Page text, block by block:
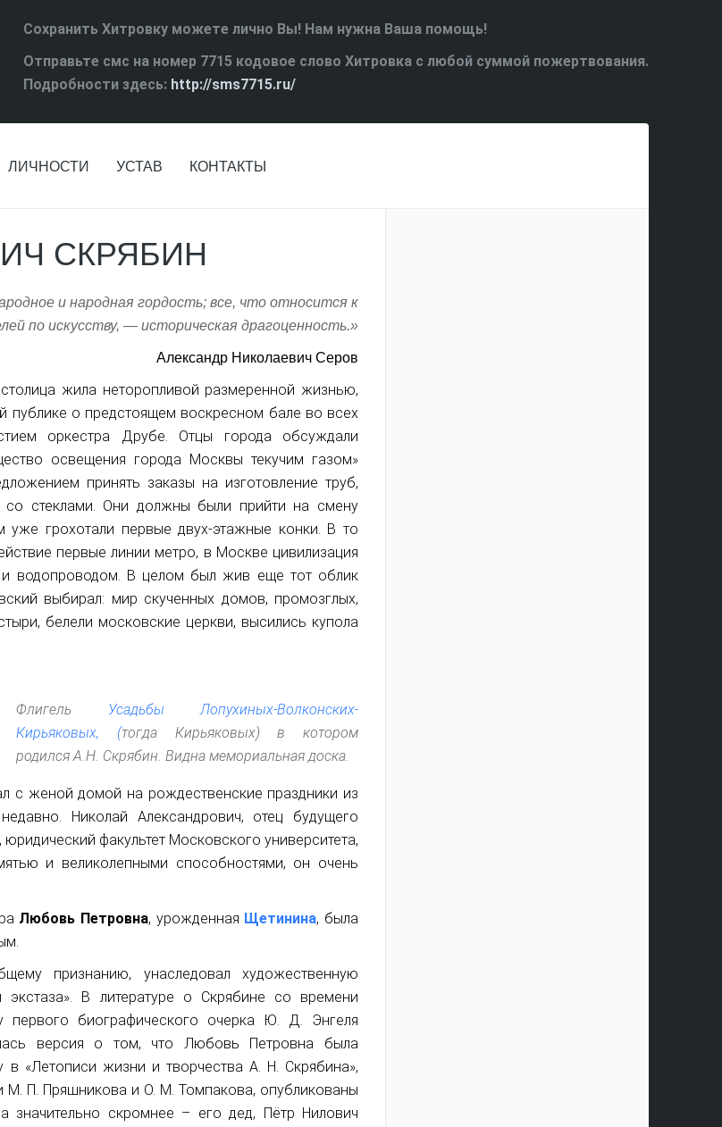
Сохранить Хитровку можете лично Вы! Нам нужна Ваша помощь!
Отправьте смс на номер 7715 кодовое слово Хитровка с любой суммой пожертвования.
Подробности здесь: http://sms7715.ru/
ЛИЧНОСТИ УСТАВ КОНТАКТЫ
СКРЯБИН
и народная гордость; все, что относится к
по искусству, — историческая драгоценность.»
Александр Николаевич Серов
жила неторопливой размеренной жизнью,
публике о предстоящем воскресном бале во всех
оркестра Друбе. Отцы города обсуждали
освещения города Москвы текучим газом»
принять заказы на изготовление труб,
со стеклами. Они должны были прийти на смену
грохотали первые двух-этажные конки. В то
первые линии метро, в Москве цивилизация
и водопроводом. В целом был жив еще тот облик
выбирал: мир скученных домов, промозглых,
белели московские церкви, высились купола
Флигель Усадьбы Лопухиных-Волконских-
Кирьяковых, (тогда Кирьяковых) в котором
родился А.Н. Скрябин. Видна мемориальная доска.
с женой домой на рождественские праздники из
Николай Александрович, отец будущего
факультет Московского университета,
и великолепными способностями, он очень
Любовь Петровна, урожденная Щетинина, была
признанию, унаследовал художественную
экстаза». В литературе о Скрябине со времени
биографического очерка Ю. Д. Энгеля
версия о том, что Любовь Петровна была
«Летописи жизни и творчества А. Н. Скрябина»,
М. П. Пряшникова и О. М. Томпакова, опубликованы
скромнее – его дед, Пётр Нилович